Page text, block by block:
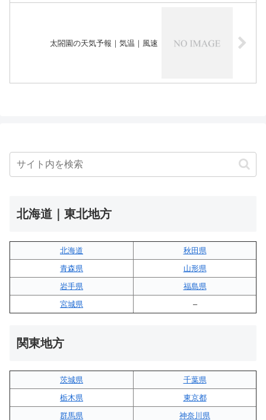
太閤園の天気予報｜気温｜風速
北海道｜東北地方
北海道
秋田県
青森県
山形県
岩手県
福島県
宮城県
–
関東地方
茨城県
千葉県
栃木県
東京都
群馬県
神奈川県